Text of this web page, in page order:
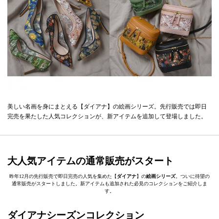
美しい名画を身にまとえる【ダイアナ】の絵画シリーズ。先行販売では即日
完売を果たした人気コレクションが、新アイテムを追加して登場しました。
大人気アイテムの通常販売がスタート
昨年12月の先行販売で即日完売の人気を集めた【ダイアナ】の絵画シリーズ。ついに待望の
通常販売がスタートしました。新アイテムも追加された必見のコレクションをご紹介しま
す。
ダイアナシーズンコレクション